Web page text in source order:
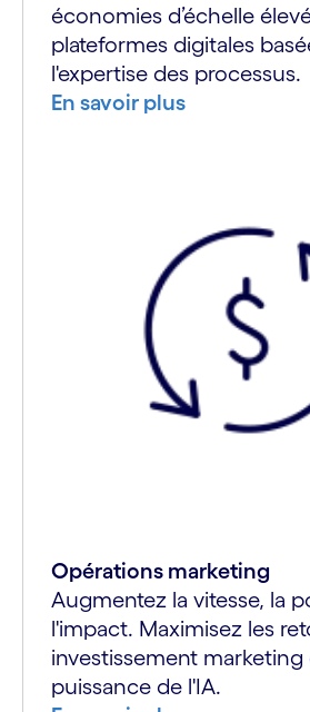
économies d’échelle
plateformes digitales
l'expertise des processus.
En savoir plus
Opérations marketing
Augmentez la vitesse, la
l'impact. Maximisez les
investissement marketing
puissance de l'IA.